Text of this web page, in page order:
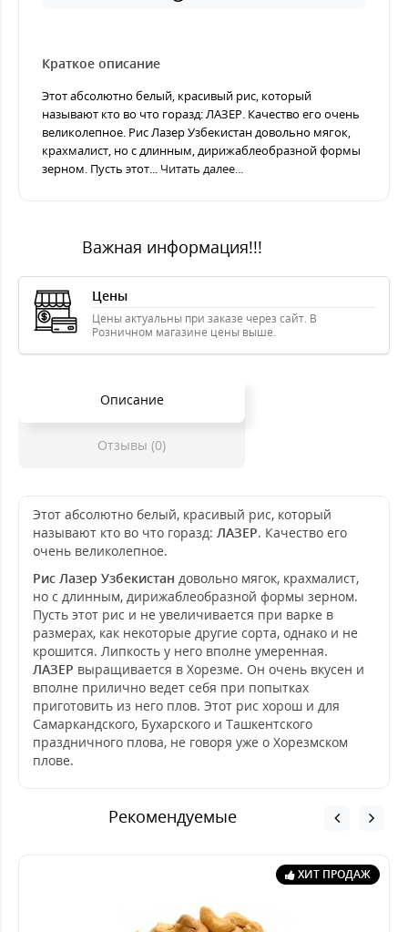
Краткое описание
Этот абсолютно белый, красивый рис, который
называют кто во что горазд: ЛАЗЕР. Качество его очень
великолепное. Рис Лазер Узбекистан довольно мягок,
крахмалист, но с длинным, дирижаблеобразной формы
зерном. Пусть этот... Читать далее...
Важная информация!!!
Цены
Цены актуальны при заказе через сайт. В
Розничном магазине цены выше.
Описание
Отзывы (0)
Этот абсолютно белый, красивый рис, который
называют кто во что горазд: ЛАЗЕР. Качество его
очень великолепное.
Рис Лазер Узбекистан довольно мягок, крахмалист,
но с длинным, дирижаблеобразной формы зерном.
Пусть этот рис и не увеличивается при варке в
размерах, как некоторые другие сорта, однако и не
крошится. Липкость у него вполне умеренная.
ЛАЗЕР выращивается в Хорезме. Он очень вкусен и
вполне прилично ведет себя при попытках
приготовить из него плов. Этот рис хорош и для
Самаркандского, Бухарского и Ташкентского
праздничного плова, не говоря уже о Хорезмском
плове.
Рекомендуемые
ХИТ ПРОДАЖ